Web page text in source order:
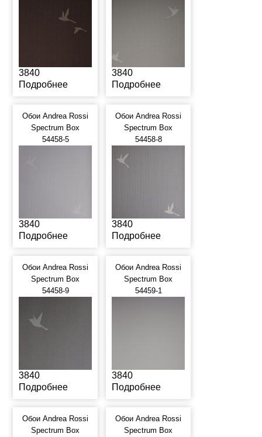
3840
Подробнее
3840
Подробнее
Обои Andrea Rossi
Spectrum Box
54458-5
3840
Подробнее
Обои Andrea Rossi
Spectrum Box
54458-8
3840
Подробнее
Обои Andrea Rossi
Spectrum Box
54458-9
3840
Подробнее
Обои Andrea Rossi
Spectrum Box
54459-1
3840
Подробнее
Обои Andrea Rossi
Spectrum Box
Обои Andrea Rossi
Spectrum Box